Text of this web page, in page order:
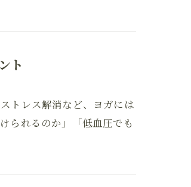
ト
トレス解消など、ヨガには
られるのか」「低血圧でも